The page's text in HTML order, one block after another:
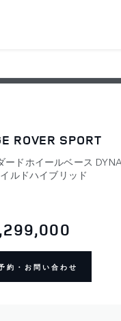
ROVER SPORT
ードホイールベース
ルドハイブリッド
約・お問い合わせ